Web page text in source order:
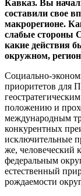
Кавказ. Вы
составили свое
макрорегионе.
слабые стороны
какие действия
окружном,
Социально-
приоритетов для
положению и
международным
конкурентных
исключительные
же, человеческий
федеральным
естественный
рождаемости